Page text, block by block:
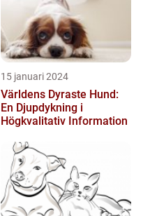
15 januari 2024
Världens Dyraste Hund:
En Djupdykning i
Högkvalitativ Information